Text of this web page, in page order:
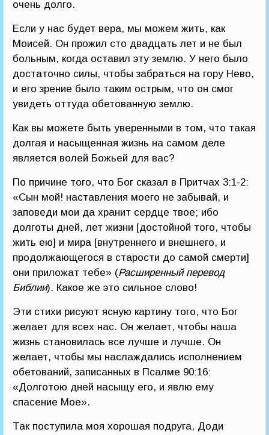
очень долго.
Если у нас будет вера, мы можем жить, как
Моисей. Он прожил сто двадцать лет и не был
больным, когда оставил эту землю. У него было
достаточно силы, чтобы забраться на гору Нево,
и его зрение было таким острым, что он смог
увидеть оттуда обетованную землю.
Как вы можете быть уверенными в том, что такая
долгая и насыщенная жизнь на самом деле
является волей Божьей для вас?
По причине того, что Бог сказал в Притчах 3:1-2:
«Сын мой! наставления моего не забывай, и
заповеди мои да хранит сердце твое; ибо
долготы дней, лет жизни [достойной того, чтобы
жить ею] и мира [внутреннего и внешнего, и
продолжающегося в старости до самой смерти]
они приложат тебе» (Расширенный перевод
Библии). Какое же это сильное слово!
Эти стихи рисуют ясную картину того, что Бог
желает для всех нас. Он желает, чтобы наша
жизнь становилась все лучше и лучше. Он
желает, чтобы мы наслаждались исполнением
обетований, записанных в Псалме 90:16:
«Долготою дней насыщу его, и явлю ему
спасение Мое».
Так поступила моя хорошая подруга, Доди